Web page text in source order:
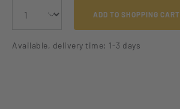
ADD TO SHOPPING CART
Available, delivery time: 1-3 days